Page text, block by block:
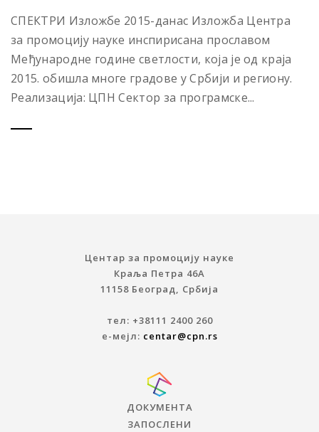
СПЕКТРИ Изложбе 2015-данас Изложба Центра
за промоцију науке инспирисана прославом
Међународне године светлости, која је од краја
2015. обишла многе градове у Србији и региону.
Реализација: ЦПН Сектор за програмске...
Центар за промоцију науке
Краља Петра 46A
11158 Београд, Србија
тел: +38111 2400 260
е-мејл: centar@cpn.rs
ДОКУМЕНТА
ЗАПОСЛЕНИ